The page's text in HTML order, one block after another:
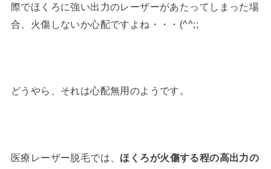
際でほくろに強い出力のレーザーがあたってしまった場
合、火傷しないか心配ですよね・・・(^^;;
どうやら、それは心配無用のようです。
医療レーザー脱毛では、 ほくろが火傷する程の高出力の